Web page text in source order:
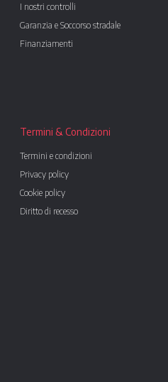
I nostri controlli
Garanzia e Soccorso stradale
Finanziamenti
Termini & Condizioni
Termini e condizioni
Privacy policy
Cookie policy
Diritto di recesso